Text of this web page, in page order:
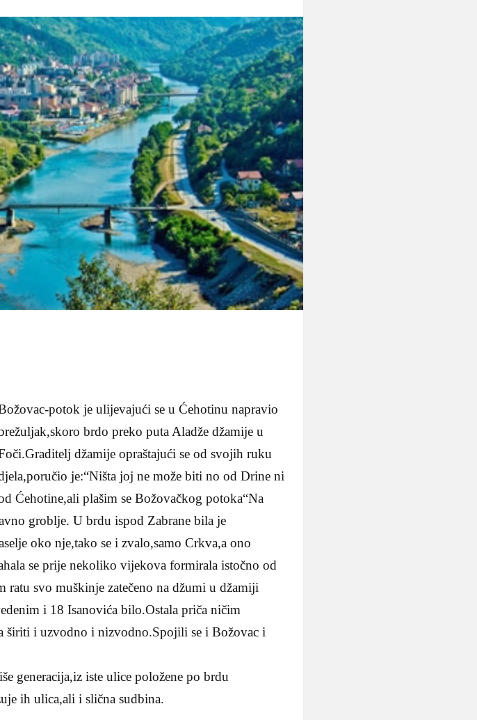
potok je ulijevajući se u Ćehotinu napravio
brdo preko puta Aladže džamije u
džamije opraštajući se od svojih ruku
je:“Ništa joj ne može biti no od Drine ni
Ćehotine,ali plašim se Božovačkog potoka“Na
groblje.U brdu ispod Zabrane bila je
oko nje,tako se i zvalo,samo Crkva,a ono
se prije nekoliko vijekova formirala istočno od
svo muškinje zatečeno na džumi u džamiji
i 18 Isanovića bilo.Ostala priča ničim
širiti i uzvodno i nizvodno.Spojili se i Božovac i
generacija,iz iste ulice položene po brdu
ih ulica,ali i slična sudbina.